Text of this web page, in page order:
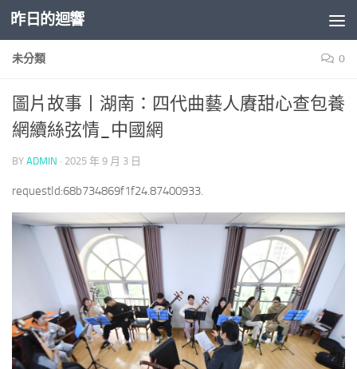
Skip to content
昨日的迴響
未分類 0
圖片故事丨湖南：四代曲藝人賡甜心查包養
網續絲弦情_中國網
BY ADMIN · 2025 年 9 月 3 日
requestId:68b734869f1f24.87400933.